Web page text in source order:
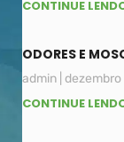
CONTINUE
ODORES E
admin dezembro
CONTINUE